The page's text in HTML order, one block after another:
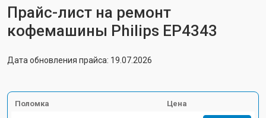
Прайс-лист на ремонт
кофемашины Philips EP4343
Дата обновления прайса: 19.07.2026
Поломка Цена